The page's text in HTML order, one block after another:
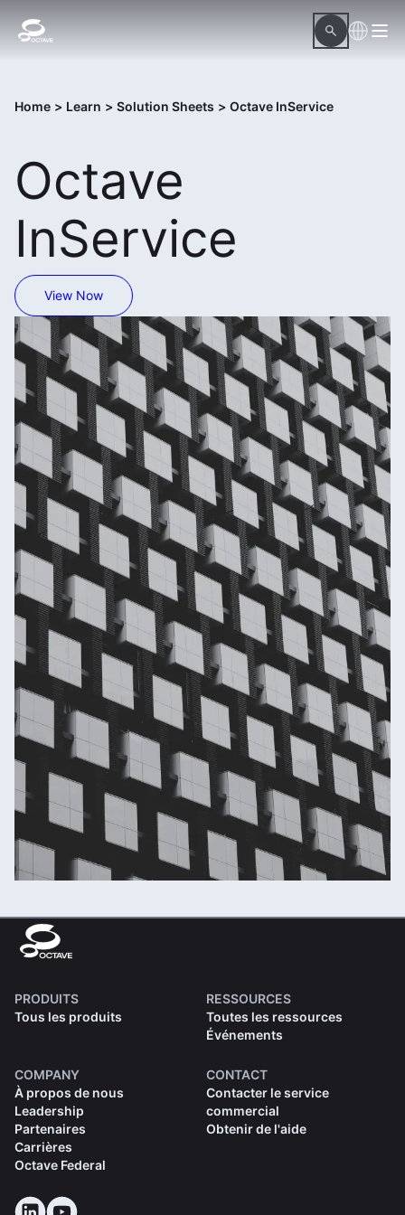
Home > Learn > Solution Sheets > Octave InService
Octave
InService
View Now
PRODUITS
Tous les produits
RESSOURCES
Toutes les ressources
Événements
COMPANY
À propos de nous
Leadership
Partenaires
Carrières
Octave Federal
CONTACT
Contacter le service
commercial
Obtenir de l'aide